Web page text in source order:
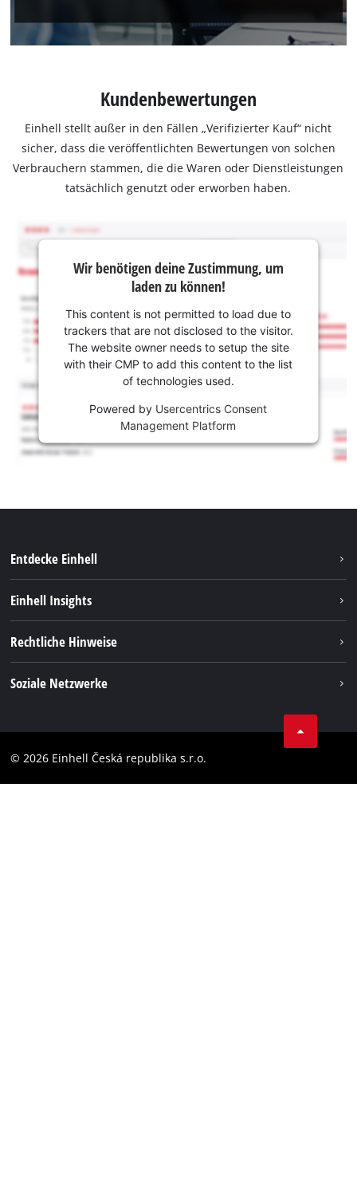
Kundenbewertungen
Einhell stellt außer in den Fällen „Verifizierter Kauf“ nicht
sicher, dass die veröffentlichten Bewertungen von solchen
Verbrauchern stammen, die die Waren oder Dienstleistungen
tatsächlich genutzt oder erworben haben.
Wir benötigen deine Zustimmung, um
laden zu können!
This content is not permitted to load due to
trackers that are not disclosed to the visitor.
The website owner needs to setup the site
with their CMP to add this content to the list
of technologies used.
Powered by Usercentrics Consent
Management Platform
Entdecke Einhell
Akkusystem
Einhell Insights
Rechtliche Hinweise
Barrierefreiheits-Erklärung
Soziale Netzwerke
Instagram
© 2026 Einhell Česká republika s.r.o.